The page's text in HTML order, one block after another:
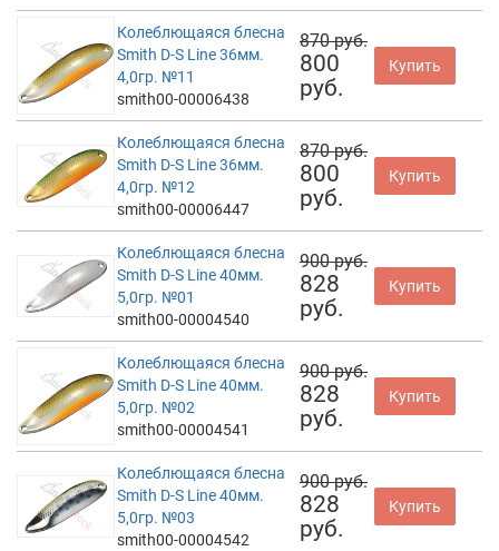
Колеблющаяся блесна
Smith D-S Line 36мм.
4,0гр. №11
smith00-00006438
870 руб.
800
руб.
Купить
Колеблющаяся блесна
Smith D-S Line 36мм.
4,0гр. №12
smith00-00006447
870 руб.
800
руб.
Купить
Колеблющаяся блесна
Smith D-S Line 40мм.
5,0гр. №01
smith00-00004540
900 руб.
828
руб.
Купить
Колеблющаяся блесна
Smith D-S Line 40мм.
5,0гр. №02
smith00-00004541
900 руб.
828
руб.
Купить
Колеблющаяся блесна
Smith D-S Line 40мм.
5,0гр. №03
smith00-00004542
900 руб.
828
руб.
Купить